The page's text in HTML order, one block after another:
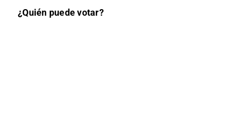
¿Quién puede votar?